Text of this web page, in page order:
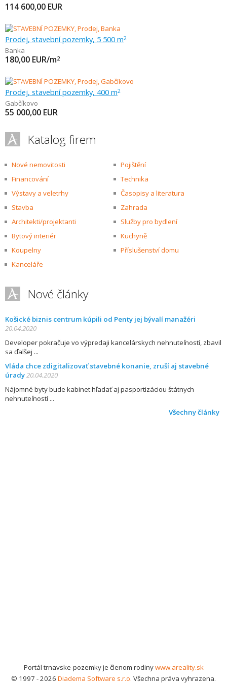
114 600,00 EUR
Prodej, stavební pozemky, 5 500 m2
Banka
180,00 EUR/m2
Prodej, stavební pozemky, 400 m2
Gabčíkovo
55 000,00 EUR
Katalog firem
Nové nemovitosti
Pojištění
Financování
Technika
Výstavy a veletrhy
Časopisy a literatura
Stavba
Zahrada
Architekti/projektanti
Služby pro bydlení
Bytový interiér
Kuchyně
Koupelny
Příslušenství domu
Kanceláře
Nové články
Košické biznis centrum kúpili od Penty jej bývalí manažéri
20.04.2020
Developer pokračuje vo výpredaji kancelárskych nehnuteľností, zbavil
sa ďalšej
Vláda chce zdigitalizovať stavebné konanie, zruší aj stavebné
úrady20.04.2020
Nájomné byty bude kabinet hľadať aj pasportizáciou štátnych
nehnuteľností
Všechny články
Portál trnavske-pozemky je členom rodinywww.areality.sk
© 1997 - 2026 Diadema Software s.r.o. Všechna práva vyhrazena.